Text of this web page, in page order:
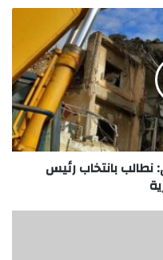
نطالب بانتخاب رئيس